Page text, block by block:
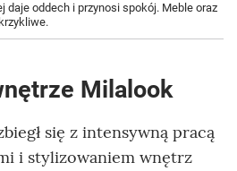
daje oddech i przynosi spokój. Meble oraz
Milalook
się z intensywną pracą
i stylizowaniem wnętrz